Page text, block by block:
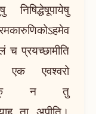
च प्रयच्छामीति
एवश्वरो
न तु